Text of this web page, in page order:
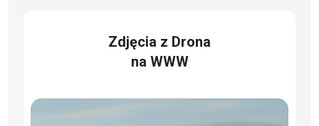
Zdjęcia z Drona
na WWW